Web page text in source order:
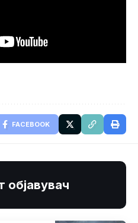
FACEBOOK
објавувач